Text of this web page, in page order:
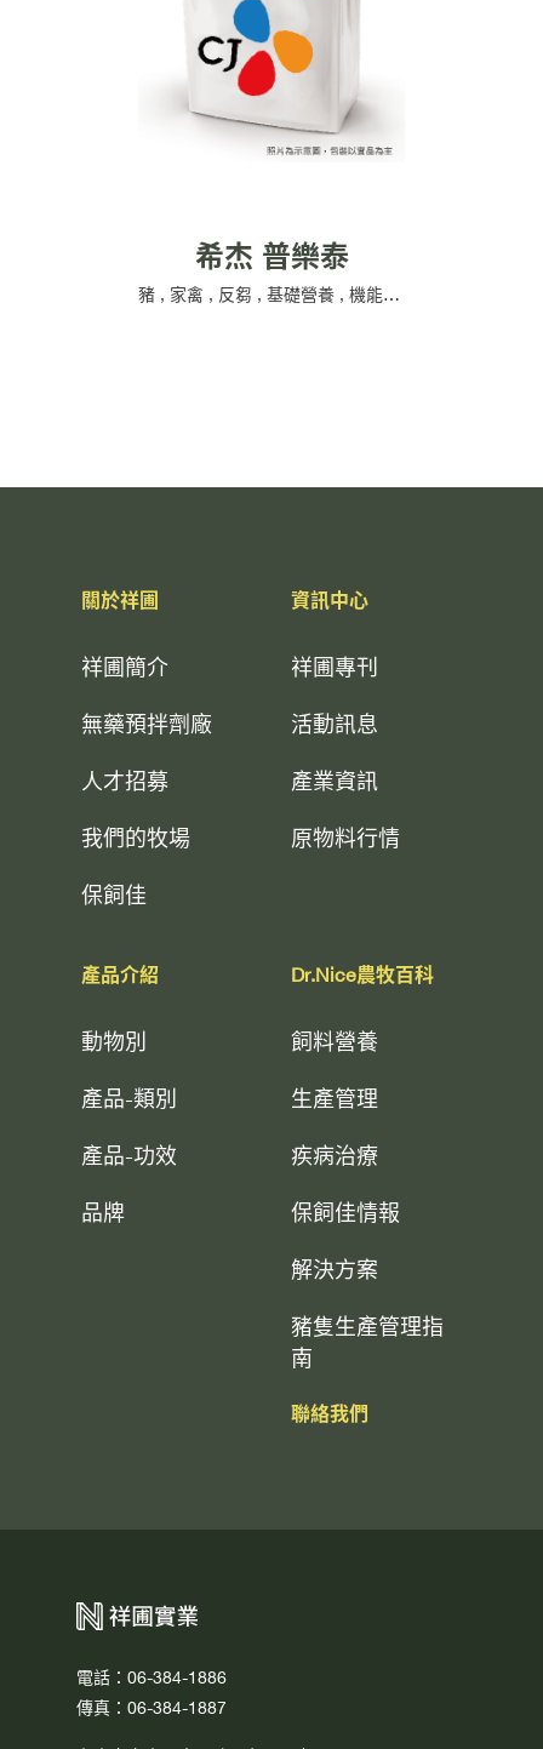
希杰 普樂泰
豬 , 家禽 , 反芻 ,基礎營養 ,機能性產品
關於祥圃
祥圃簡介
無藥預拌劑廠
人才招募
我們的牧場
保飼佳
資訊中心
祥圃專刊
活動訊息
產業資訊
原物料行情
產品介紹
動物別
產品-類別
產品-功效
品牌
Dr.Nice農牧百科
飼料營養
生產管理
疾病治療
保飼佳情報
解決方案
豬隻生產管理指
南
聯絡我們
電話：06-384-1886
傳真：06-384-1887